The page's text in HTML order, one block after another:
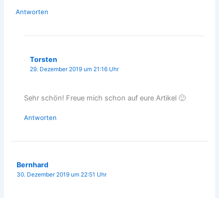
Antworten
Torsten
29. Dezember 2019 um 21:16 Uhr
Sehr schön! Freue mich schon auf eure Artikel 🙂
Antworten
Bernhard
30. Dezember 2019 um 22:51 Uhr